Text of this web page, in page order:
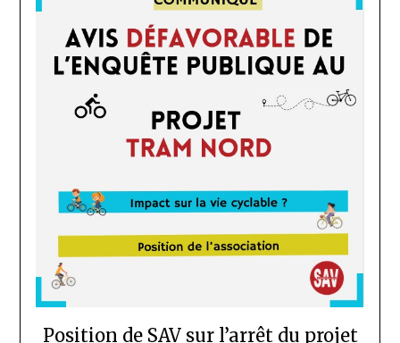
Position de SAV sur l’arrêt du projet